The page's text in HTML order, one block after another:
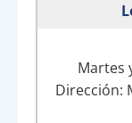
Martes
Dirección: